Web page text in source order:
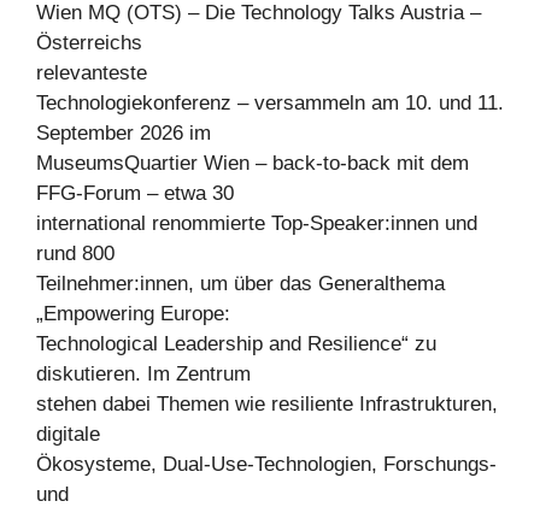
Wien MQ (OTS) – Die Technology Talks Austria –
Österreichs
relevanteste
Technologiekonferenz – versammeln am 10. und 11.
September 2026 im
MuseumsQuartier Wien – back-to-back mit dem
FFG-Forum – etwa 30
international renommierte Top-Speaker:innen und
rund 800
Teilnehmer:innen, um über das Generalthema
„Empowering Europe:
Technological Leadership and Resilience“ zu
diskutieren. Im Zentrum
stehen dabei Themen wie resiliente Infrastrukturen,
digitale
Ökosysteme, Dual-Use-Technologien, Forschungs-
und